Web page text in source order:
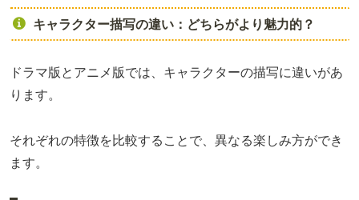
キャラクター描写の違い：どちらがより魅力的？
ドラマ版とアニメ版では、キャラクターの描写に違いがあ
ります。
それぞれの特徴を比較することで、異なる楽しみ方ができ
ます。